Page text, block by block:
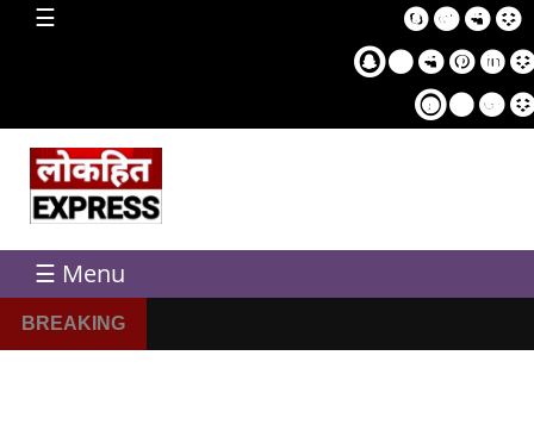
☰
home
☰ Menu
BREAKING